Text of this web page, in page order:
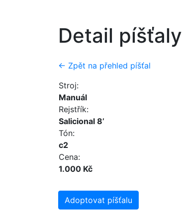
Detail píšťaly
← Zpět na přehled píšťal
Stroj:
Manuál
Rejstřík:
Salicional 8’
Tón:
c2
Cena:
1.000 Kč
Adoptovat píšťalu